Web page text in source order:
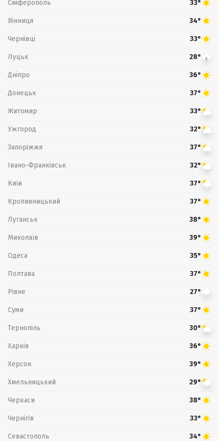
Сімферополь 33°
Вінниця 34°
Чернівці 33°
Луцьк 28°
Дніпро 36°
Донецьк 37°
Житомир 33°
Ужгород 32°
Запоріжжя 37°
Івано-Франківськ 32°
Київ 37°
Кропивницький 37°
Луганськ 38°
Миколаїв 39°
Одеса 35°
Полтава 37°
Рівне 27°
Суми 37°
Тернопіль 30°
Харків 36°
Херсон 39°
Хмельницький 29°
Черкаси 38°
Чернігів 33°
Севастополь 34°